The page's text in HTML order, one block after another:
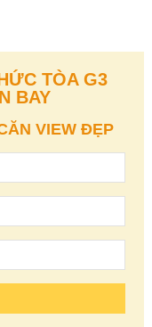
TÒA G3
BAY
VIEW ĐẸP